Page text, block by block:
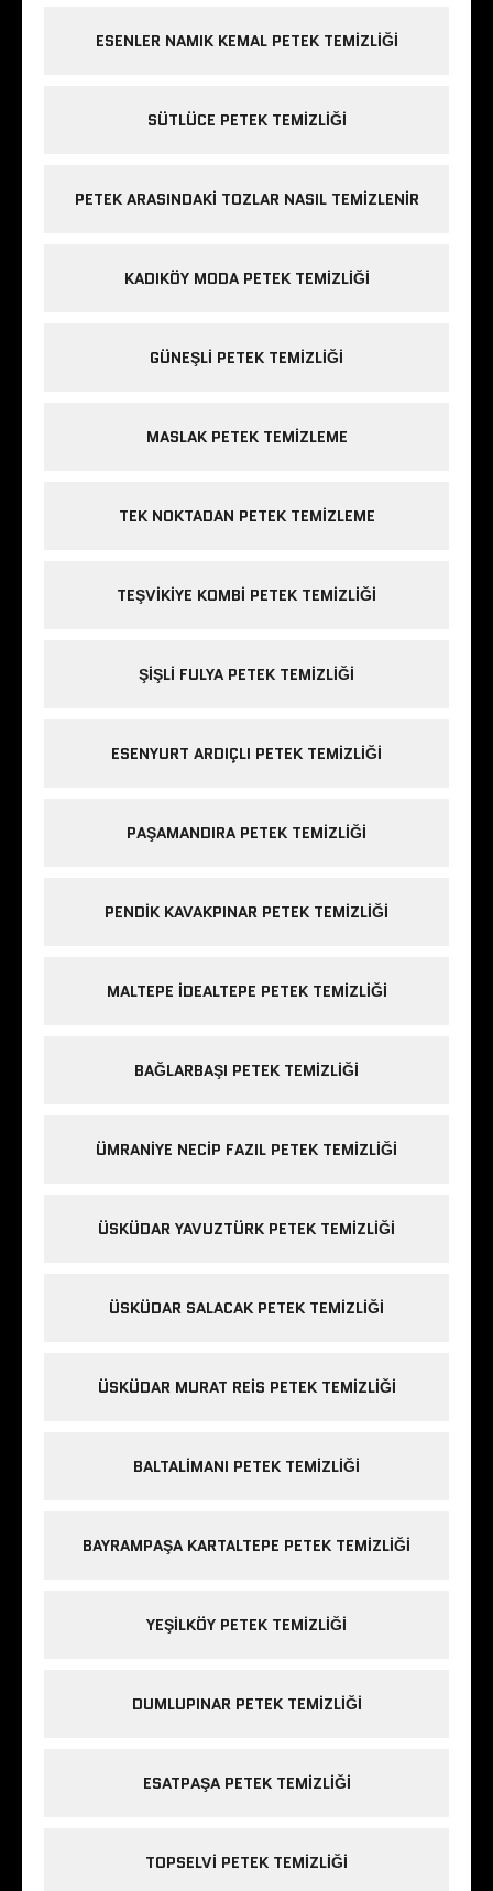
ESENLER NAMIK KEMAL PETEK TEMIZLIĞI
SÜTLÜCE PETEK TEMIZLIĞI
PETEK ARASINDAKI TOZLAR NASIL TEMIZLENIR
KADIKÖY MODA PETEK TEMIZLIĞI
GÜNEŞLI PETEK TEMIZLIĞI
MASLAK PETEK TEMIZLEME
TEK NOKTADAN PETEK TEMIZLEME
TEŞVIKIYE KOMBI PETEK TEMIZLIĞI
ŞIŞLI FULYA PETEK TEMIZLIĞI
ESENYURT ARDIÇLI PETEK TEMIZLIĞI
PAŞAMANDIRA PETEK TEMIZLIĞI
PENDIK KAVAKPINAR PETEK TEMIZLIĞI
MALTEPE IDEALTEPE PETEK TEMIZLIĞI
BAĞLARBAŞI PETEK TEMIZLIĞI
ÜMRANIYE NECIP FAZIL PETEK TEMIZLIĞI
ÜSKÜDAR YAVUZTÜRK PETEK TEMIZLIĞI
ÜSKÜDAR SALACAK PETEK TEMIZLIĞI
ÜSKÜDAR MURAT REIS PETEK TEMIZLIĞI
BALTALIMANI PETEK TEMIZLIĞI
BAYRAMPAŞA KARTALTEPE PETEK TEMIZLIĞI
YEŞILKÖY PETEK TEMIZLIĞI
DUMLUPINAR PETEK TEMIZLIĞI
ESATPAŞA PETEK TEMIZLIĞI
TOPSELVI PETEK TEMIZLIĞI